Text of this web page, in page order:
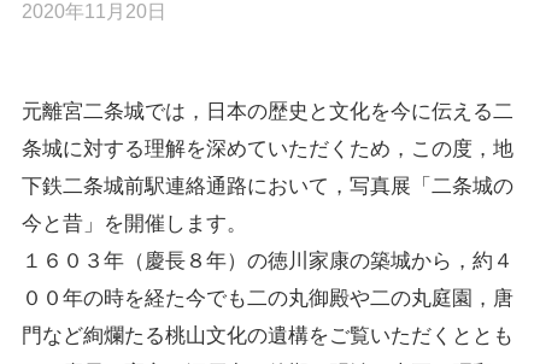
2020年11月20日
元離宮二条城では，日本の歴史と文化を今に伝える二
条城に対する理解を深めていただくため，この度，地
下鉄二条城前駅連絡通路において，写真展「二条城の
今と昔」を開催します。
１６０３年（慶長８年）の徳川家康の築城から，約４
００年の時を経た今でも二の丸御殿や二の丸庭園，唐
門など絢爛たる桃山文化の遺構をご覧いただくととも